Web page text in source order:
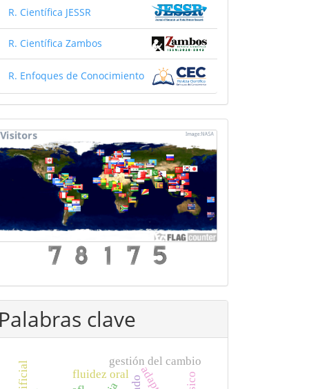
R. Científica JESSR
R. Científica Zambos
R. Enfoques de Conocimiento
Palabras clave
fluidez oral
gestión del cambio